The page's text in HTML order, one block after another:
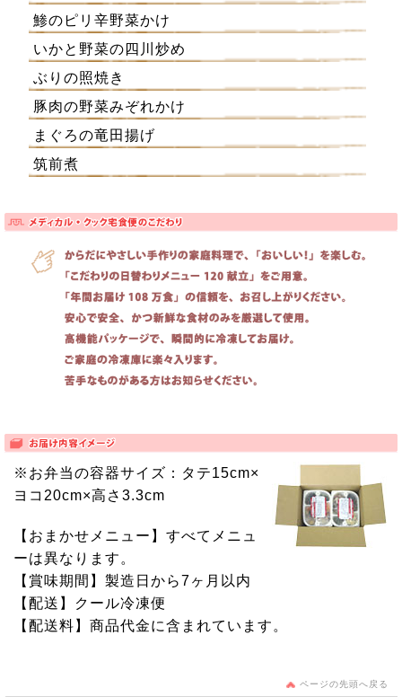
鯵のピリ辛野菜かけ
いかと野菜の四川炒め
ぶりの照焼き
豚肉の野菜みぞれかけ
まぐろの竜田揚げ
筑前煮
※お弁当の容器サイズ：タテ15cm×
ヨコ20cm×高さ3.3cm
【おまかせメニュー】すべてメニュ
ーは異なります。
【賞味期間】製造日から7ヶ月以内
【配送】クール冷凍便
【配送料】商品代金に含まれています。
ページの先頭へ戻る